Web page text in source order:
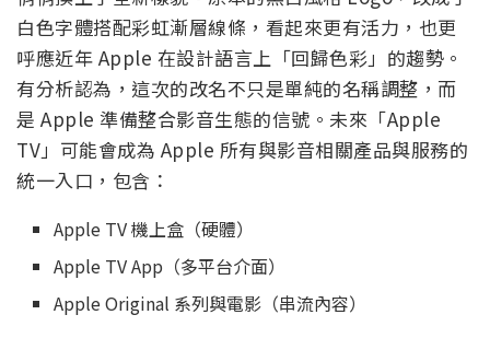
白色字體搭配彩虹漸層線條，看起來更有活力，也更
呼應近年 Apple 在設計語言上「回歸色彩」的趨勢。
有分析認為，這次的改名不只是單純的名稱調整，而
是 Apple 準備整合影音生態的信號。未來「Apple
TV」可能會成為 Apple 所有與影音相關產品與服務的
統一入口，包含：
Apple TV 機上盒（硬體）
Apple TV App（多平台介面）
Apple Original 系列與電影（串流內容）